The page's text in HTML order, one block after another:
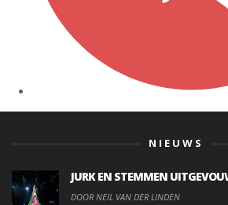
NIEUWS
JURK EN STEMMEN
DOOR NEIL VAN DER LINDEN